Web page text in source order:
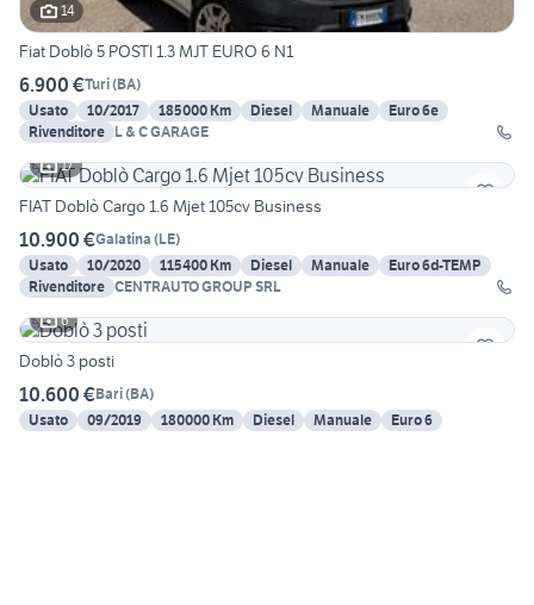
14
Fiat Doblò 5 POSTI 1.3 MJT EURO 6 N1
6.900 €Turi(BA)
Usato
10/2017 185000 Km Diesel Manuale
Euro 6e
Rivenditore L & C GARAGE
17
FIAT Doblò Cargo 1.6 Mjet 105cv Business
10.900 €Galatina (LE)
Usato
10/2020 115400 Km Diesel Manuale
Euro 6d-TEMP
Rivenditore CENTRAUTO GROUP SRL
6
Doblò 3 posti
10.600 €Bari(BA)
Usato
09/2019 180000 Km Diesel Manuale Euro 6